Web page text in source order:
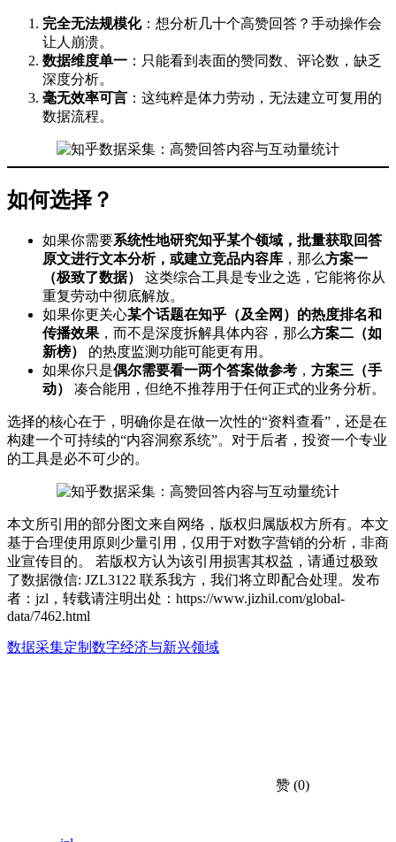
完全无法规模化：想分析几十个高赞回答？手动操作会
让人崩溃。
数据维度单一 ：只能看到表面的赞同数、评论数，缺乏
深度分析。
毫无效率可言 ：这纯粹是体力劳动，无法建立可复用的
数据流程。
如何选择？
如果你需要系统性地研究知乎某个领域，批量获取回答
原文进行文本分析，或建立竞品内容库 ，那么方案一
（极致了数据）
这类综合工具是专业之选，它能将你从
重复劳动中彻底解放。
如果你更关心某个话题在知乎（及全网）的热度排名和
传播效果 ，而不是深度拆解具体内容，那么方案二（如
新榜）
的热度监测功能可能更有用。
如果你只是偶尔需要看一两个答案做参考 ， 方案三（手
动）
凑合能用，但绝不推荐用于任何正式的业务分析。
选择的核心在于，明确你是在做一次性的“资料查看”，还是在
构建一个可持续的“内容洞察系统”。对于后者，投资一个专业
的工具是必不可少的。
本文所引用的部分图文来自网络，版权归属版权方所有。本文
基于合理使用原则少量引用，仅用于对数字营销的分析，非商
业宣传目的。 若版权方认为该引用损害其权益，请通过极致
了数据微信: JZL3122 联系我方，我们将立即配合处理。发布
者：jzl，转载请注明出处： https://www.jizhil.com/global-
data/7462.html
数据采集定制 数字经济与新兴领域
赞 (0)